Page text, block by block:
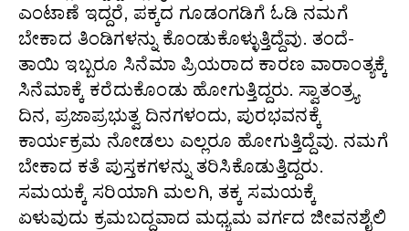
ಎಂಟಾಣೆ ಇದ್ದರೆ, ಪಕ್ಕದ ಗೂಡಂಗಡಿಗೆ ಓಡಿ ನಮಗೆ
ಬೇಕಾದ ತಿಂಡಿಗಳನ್ನು ಕೊಂಡುಕೊಳ್ಳುತ್ತಿದ್ದೆವು. ತಂದೆ-
ತಾಯಿ ಇಬ್ಬರೂ ಸಿನೆಮಾ ಪ್ರಿಯರಾದ ಕಾರಣ ವಾರಾಂತ್ಯಕ್ಕೆ
ಸಿನೆಮಾಕ್ಕೆ ಕರೆದುಕೊಂಡು ಹೋಗುತ್ತಿದ್ದರು. ಸ್ವಾತಂತ್ರ್ಯ
ದಿನ, ಪ್ರಜಾಪ್ರಭುತ್ವ ದಿನಗಳಂದು, ಪುರಭವನಕ್ಕೆ
ಕಾರ್ಯಕ್ರಮ ನೋಡಲು ಎಲ್ಲರೂ ಹೋಗುತ್ತಿದ್ದೆವು. ನಮಗೆ
ಬೇಕಾದ ಕತೆ ಪುಸ್ತಕಗಳನ್ನು ತರಿಸಿಕೊಡುತ್ತಿದ್ದರು.
ಸಮಯಕ್ಕೆ ಸರಿಯಾಗಿ ಮಲಗಿ, ತಕ್ಕ ಸಮಯಕ್ಕೆ
ಏಳುವುದು ಕ್ರಮಬದ್ಧವಾದ ಮಧ್ಯಮ ವರ್ಗದ ಜೀವನಶೈಲಿ